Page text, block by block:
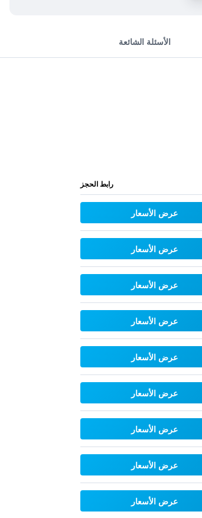
الأسئلة الشائعة
رابط الحجز
عرض الأسعار
عرض الأسعار
عرض الأسعار
عرض الأسعار
عرض الأسعار
عرض الأسعار
عرض الأسعار
عرض الأسعار
عرض الأسعار